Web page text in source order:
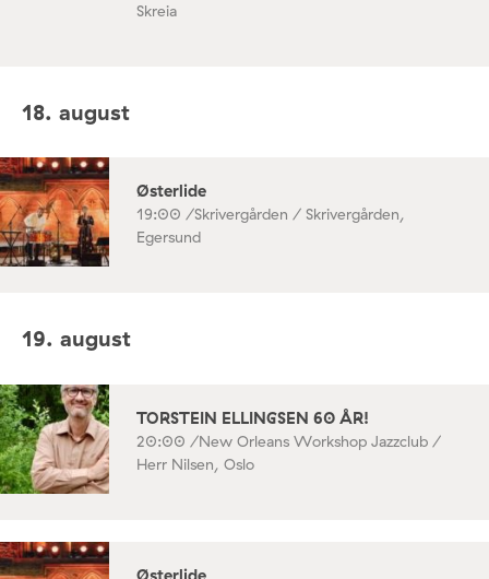
Skreia
18. august
Østerlide
19:00 /Skrivergården / Skrivergården,
Egersund
19. august
TORSTEIN ELLINGSEN 60 ÅR!
20:00 /New Orleans Workshop Jazzclub /
Herr Nilsen, Oslo
Østerlide